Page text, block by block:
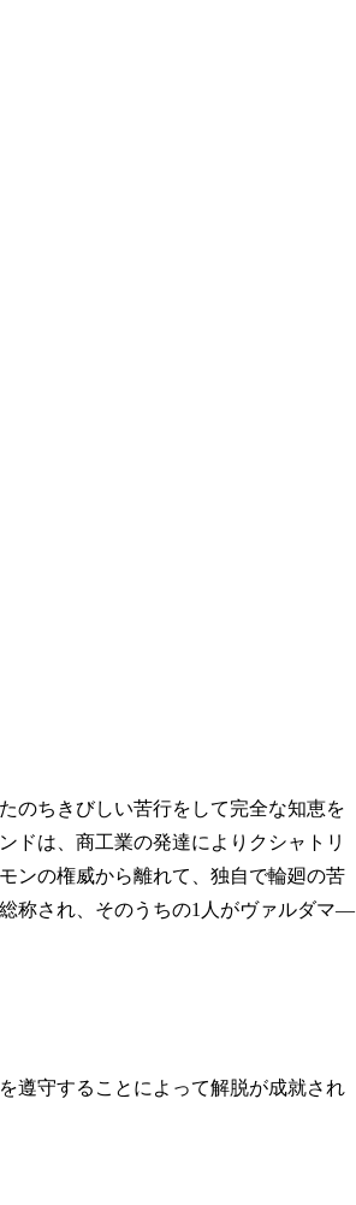
のちきびしい苦行をして完全な知恵を
ドは、商工業の発達によりクシャトリ
ンの権威から離れて、独自で輪廻の苦
称され、そのうちの1人がヴァルダマ—
遵守することによって解脱が成就され